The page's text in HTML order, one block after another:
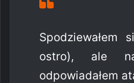
Spodziewałem
ostro), ale
odpowiadałem